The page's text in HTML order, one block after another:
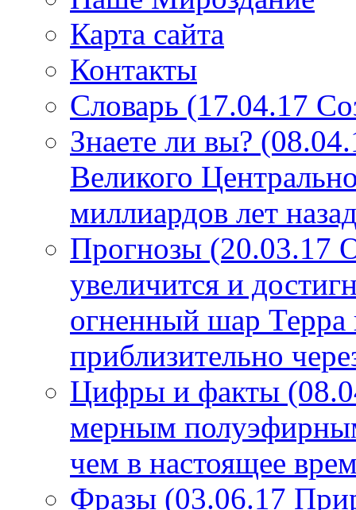
Карта сайта
Контакты
Словарь (17.04.17
Знаете ли вы?
Великого
миллиардов лет
Прогнозы (20.03.17
увеличится и
огненный шар Терра
приблизительно
Цифры и факты
мерным
чем в настоящее
Фразы (03.06.17